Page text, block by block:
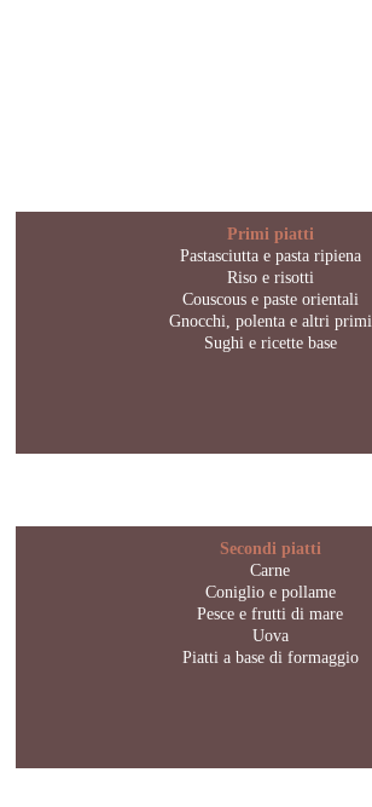
Primi piatti
Pastasciutta e pasta ripiena
Riso e risotti
Couscous e paste orientali
Gnocchi, polenta e altri primi
Sughi e ricette base
Secondi piatti
Carne
Coniglio e pollame
Pesce e frutti di mare
Uova
Piatti a base di formaggio